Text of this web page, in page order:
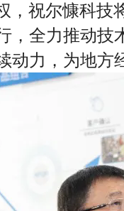
，祝尔慷科
，全力推动技
动力，为地方